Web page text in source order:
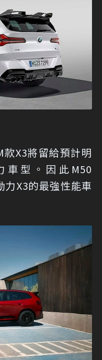
X3將留給預計明
車型。因此M50
X3的最強性能車